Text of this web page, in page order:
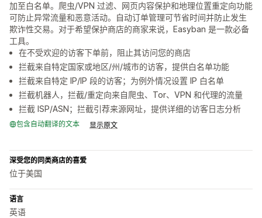
加至白名单。爬虫/VPN 过滤、网页内容保护和地理位置重定向功能
可防止异常流量和恶意活动。自动订单管理可节省时间并防止发生
欺诈性交易。对于希望保护商店的商家来说，Easyban 是一款必备
工具。
在不受欢迎的访客下单前，阻止其访问您的商店
拦截来自特定国家或地区/州/城市的访客，提供白名单功能
拦截来自特定 IP/IP 段的访客；为例外情况设置 IP 白名单
拦截机器人，拦截/重定向来自爬虫、Tor、VPN 和代理的流量
拦截 ISP/ASN；拦截引荐来源网址，提供详细的访客日志分析
包含自动翻译的文本 显示原文
深受您的同类商店的喜爱
位于美国
语言
英语